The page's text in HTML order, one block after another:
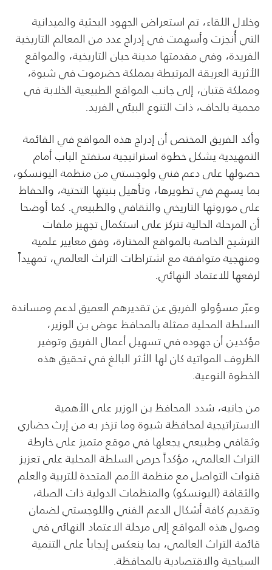
وخلال اللقاء، تم استعراض الجهود البحثية والميدانية
التي أُنجزت وأسهمت في إدراج عدد من المعالم التاريخية
الفريدة، وفي مقدمتها مدينة حبان التاريخية، والمواقع
الأثرية العريقة المرتبطة بمملكة حضرموت في شبوة،
ومملكة قتبان، إلى جانب المواقع الطبيعية الخلابة في
محمية بالحاف، ذات التنوع البيئي الفريد.
وأكد الفريق المختص أن إدراج هذه المواقع في القائمة
التمهيدية يشكل خطوة استراتيجية ستفتح الباب أمام
حصولها على دعم فني ولوجستي من منظمة اليونسكو،
بما يسهم في تطويرها، وتأهيل بنيتها التحتية، والحفاظ
على موروثها التاريخي والثقافي والطبيعي. كما أوضحا
أن المرحلة الحالية تتركز على استكمال تجهيز ملفات
الترشيح الخاصة بالمواقع المختارة، وفق معايير علمية
ومنهجية متوافقة مع اشتراطات التراث العالمي، تمهيداً
لرفعها للاعتماد النهائي.
وعبّر مسؤولو الفريق عن تقديرهم العميق لدعم ومساندة
السلطة المحلية ممثلة بالمحافظ عوض بن الوزير،
مؤكدين أن جهوده في تسهيل أعمال الفريق وتوفير
الظروف المواتية كان لها الأثر البالغ في تحقيق هذه
الخطوة النوعية.
من جانبه، شدد المحافظ بن الوزير على الأهمية
الاستراتيجية لمحافظة شبوة وما تزخر به من إرث حضاري
وثقافي وطبيعي يجعلها في موقع متميز على خارطة
التراث العالمي، مؤكداً حرص السلطة المحلية على تعزيز
قنوات التواصل مع منظمة الأمم المتحدة للتربية والعلم
والثقافة (اليونسكو) والمنظمات الدولية ذات الصلة،
وتقديم كافة أشكال الدعم الفني واللوجستي لضمان
وصول هذه المواقع إلى مرحلة الاعتماد النهائي في
قائمة التراث العالمي، بما ينعكس إيجاباً على التنمية
السياحية والاقتصادية بالمحافظة.